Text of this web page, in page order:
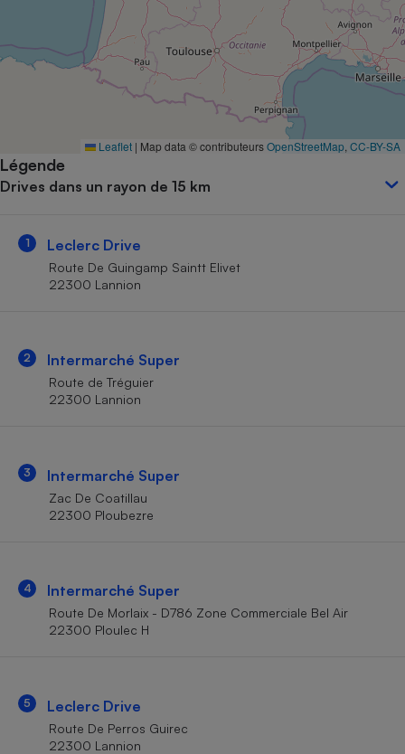
Leaflet | Map data © contributeursOpenStreetMap CC-BY-SA
Légende
Drives dans un rayon de 15 km
1 Leclerc Drive
Route De Guingamp Saintt Elivet
22300 Lannion
2 Intermarché Super
Route de Tréguier
22300 Lannion
3 Intermarché Super
Zac De Coatillau
22300 Ploubezre
4 Intermarché Super
Route De Morlaix - D786 Zone Commerciale Bel Air
22300 Ploulec H
5 Leclerc Drive
Route De Perros Guirec
22300 Lannion
Complément
alimentaire
Assurance emprunteur
Petit électroménager -
Antivirus
Mutuelle